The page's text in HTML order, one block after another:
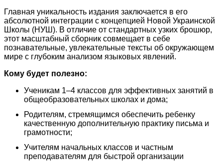
Главная уникальность издания заключается в его
абсолютной интеграции с концепцией Новой Украинской
Школы (НУШ). В отличие от стандартных узких брошюр,
этот масштабный сборник совмещает в себе
познавательные, увлекательные тексты об окружающем
мире с глубоким анализом языковых явлений.
Кому будет полезно:
Ученикам 1–4 классов для эффективных занятий в
общеобразовательных школах и дома;
Родителям, стремящимся обеспечить ребенку
качественную дополнительную практику письма и
грамотности;
Учителям начальных классов и частным
преподавателям для быстрой организации